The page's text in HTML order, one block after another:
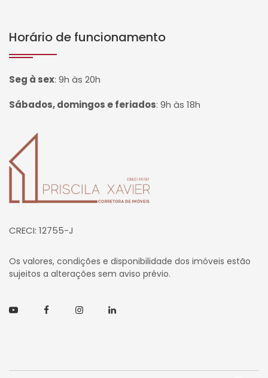
Horário de funcionamento
Seg à sex: 9h às 20h
Sábados, domingos e feriados: 9h às 18h
Página inicial
CRECI: 12755-J
Os valores, condições e disponibilidade dos imóveis estão
sujeitos a alterações sem aviso prévio.
YoutubeFacebookInstagramLinkedin